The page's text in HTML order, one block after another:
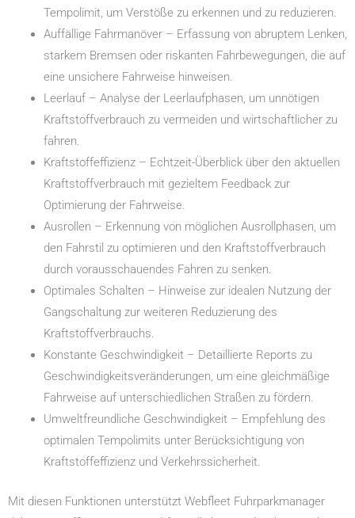
Tempolimit, um Verstöße zu erkennen und zu reduzieren.
Auffällige Fahrmanöver – Erfassung von abruptem Lenken,
starkem Bremsen oder riskanten Fahrbewegungen, die auf
eine unsichere Fahrweise hinweisen.
Leerlauf – Analyse der Leerlaufphasen, um unnötigen
Kraftstoffverbrauch zu vermeiden und wirtschaftlicher zu
fahren.
Kraftstoffeffizienz – Echtzeit-Überblick über den aktuellen
Kraftstoffverbrauch mit gezieltem Feedback zur
Optimierung der Fahrweise.
Ausrollen – Erkennung von möglichen Ausrollphasen, um
den Fahrstil zu optimieren und den Kraftstoffverbrauch
durch vorausschauendes Fahren zu senken.
Optimales Schalten – Hinweise zur idealen Nutzung der
Gangschaltung zur weiteren Reduzierung des
Kraftstoffverbrauchs.
Konstante Geschwindigkeit – Detaillierte Reports zu
Geschwindigkeitsveränderungen, um eine gleichmäßige
Fahrweise auf unterschiedlichen Straßen zu fördern.
Umweltfreundliche Geschwindigkeit – Empfehlung des
optimalen Tempolimits unter Berücksichtigung von
Kraftstoffeffizienz und Verkehrssicherheit.
Mit diesen Funktionen unterstützt Webfleet Fuhrparkmanager